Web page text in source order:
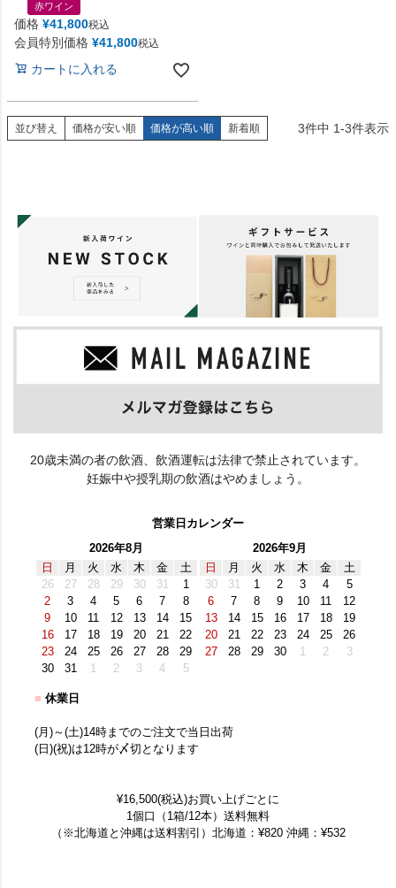
赤ワイン
価格 ¥41,800税込
会員特別価格 ¥41,800税込
カートに入れる
並び替え 価格が安い順 価格が高い順 新着順 3件中 1-3件表示
20歳未満の者の飲酒、飲酒運転は法律で禁止されています。
妊娠中や授乳期の飲酒はやめましょう。
営業日カレンダー
2026年8月
日
月 火 水 木 金
土
26
27 28 29 30 31
1
2
3 4 5 6 7
8
9
10 11 12 13 14
15
16
17 18 19 20 21
22
23
24 25 26 27 28
29
30
31 1 2 3 4 5
2026年9月
日
月 火 水 木 金
土
30
31 1 2 3 4
5
6
7 8 9 10 11
12
13
14 15 16 17 18
19
20
21 22 23 24 25
26
27
28 29 30 1 2 3
■ 休業日
(月)～(土)14時までのご注文で当日出荷
(日)(祝)は12時が〆切となります
¥16,500(税込)お買い上げごとに
1個口（1箱/12本）送料無料
（※北海道と沖縄は送料割引）北海道：¥820 沖縄：¥532